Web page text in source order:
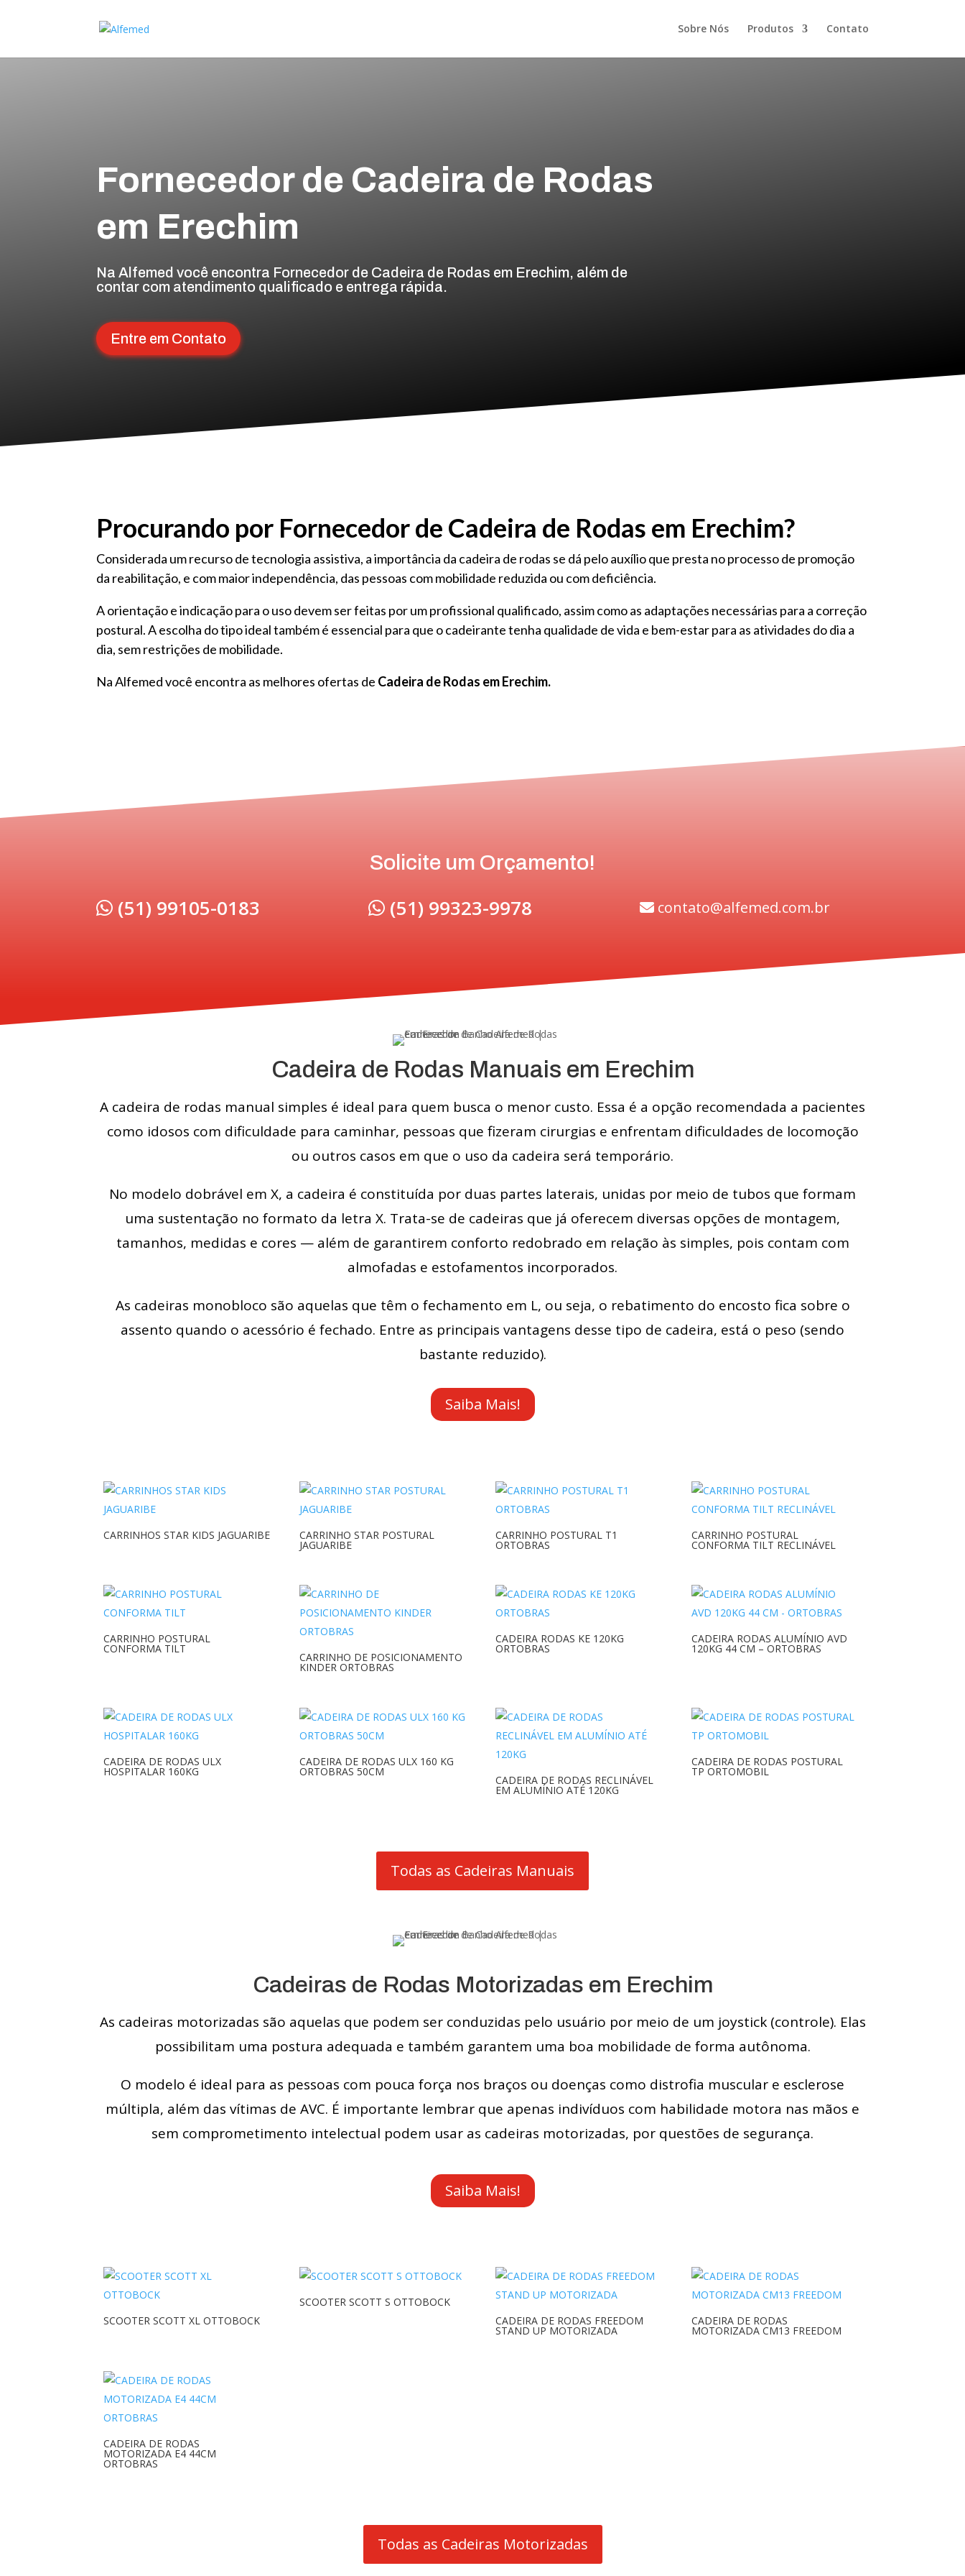
Sobre Nós Produtos Contato
Fornecedor de Cadeira de Rodas
em Erechim
Na Alfemed você encontra Fornecedor de Cadeira de Rodas em Erechim, além de
contar com atendimento qualificado e entrega rápida.
Entre em Contato
Procurando por Fornecedor de Cadeira de Rodas em Erechim?
Considerada um recurso de tecnologia assistiva, a importância da cadeira de rodas se dá pelo auxílio que presta no processo de promoção
da reabilitação, e com maior independência, das pessoas com mobilidade reduzida ou com deficiência.
A orientação e indicação para o uso devem ser feitas por um profissional qualificado, assim como as adaptações necessárias para a correção
postural. A escolha do tipo ideal também é essencial para que o cadeirante tenha qualidade de vida e bem-estar para as atividades do dia a
dia, sem restrições de mobilidade.
Na Alfemed você encontra as melhores ofertas de Cadeira de Rodas em Erechim.
Solicite um Orçamento!
(51) 99105-0183 (51) 99323-9978 contato@alfemed.com.br
Cadeira de Rodas Manuais em Erechim
A cadeira de rodas manual simples é ideal para quem busca o menor custo. Essa é a opção recomendada a pacientes
como idosos com dificuldade para caminhar, pessoas que fizeram cirurgias e enfrentam dificuldades de locomoção
ou outros casos em que o uso da cadeira será temporário.
No modelo dobrável em X, a cadeira é constituída por duas partes laterais, unidas por meio de tubos que formam
uma sustentação no formato da letra X. Trata-se de cadeiras que já oferecem diversas opções de montagem,
tamanhos, medidas e cores — além de garantirem conforto redobrado em relação às simples, pois contam com
almofadas e estofamentos incorporados.
As cadeiras monobloco são aquelas que têm o fechamento em L, ou seja, o rebatimento do encosto fica sobre o
assento quando o acessório é fechado. Entre as principais vantagens desse tipo de cadeira, está o peso (sendo
bastante reduzido).
Saiba Mais!
CARRINHOS STAR KIDS JAGUARIBE CARRINHO STAR POSTURAL
JAGUARIBE
CARRINHO POSTURAL T1
ORTOBRAS
CARRINHO POSTURAL
CONFORMA TILT RECLINÁVEL
CARRINHO POSTURAL
CONFORMA TILT
CARRINHO DE POSICIONAMENTO
KINDER ORTOBRAS
CADEIRA RODAS KE 120KG
ORTOBRAS
CADEIRA RODAS ALUMÍNIO AVD
120KG 44 CM – ORTOBRAS
CADEIRA DE RODAS ULX
HOSPITALAR 160KG
CADEIRA DE RODAS ULX 160 KG
ORTOBRAS 50CM
CADEIRA DE RODAS RECLINÁVEL
EM ALUMÍNIO ATÉ 120KG
CADEIRA DE RODAS POSTURAL
TP ORTOMOBIL
Todas as Cadeiras Manuais
Cadeiras de Rodas Motorizadas em Erechim
As cadeiras motorizadas são aquelas que podem ser conduzidas pelo usuário por meio de um joystick (controle). Elas
possibilitam uma postura adequada e também garantem uma boa mobilidade de forma autônoma.
O modelo é ideal para as pessoas com pouca força nos braços ou doenças como distrofia muscular e esclerose
múltipla, além das vítimas de AVC. É importante lembrar que apenas indivíduos com habilidade motora nas mãos e
sem comprometimento intelectual podem usar as cadeiras motorizadas, por questões de segurança.
Saiba Mais!
SCOOTER SCOTT XL OTTOBOCK
SCOOTER SCOTT S OTTOBOCK
CADEIRA DE RODAS FREEDOM
STAND UP MOTORIZADA
CADEIRA DE RODAS
MOTORIZADA CM13 FREEDOM
CADEIRA DE RODAS
MOTORIZADA E4 44CM
ORTOBRAS
Todas as Cadeiras Motorizadas